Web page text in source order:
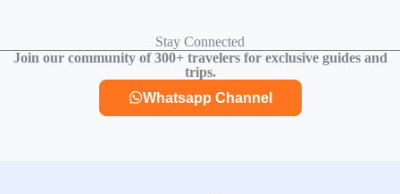
Stay Connected
Join our community of 300+ travelers for exclusive guides and
trips.
Whatsapp Channel